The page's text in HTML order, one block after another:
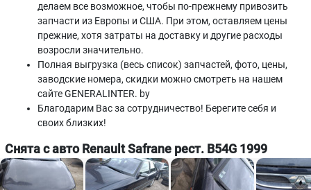
делаем все возможное, чтобы по-прежнему привозить
запчасти из Европы и США. При этом, оставляем цены
прежние, хотя затраты на доставку и другие расходы
возросли значительно.
Полная выгрузка (весь список) запчастей, фото, цены,
заводские номера, скидки можно смотреть на нашем
сайте GENERALINTER. by
Благодарим Вас за сотрудничество! Берегите себя и
своих близких!
Снята с авто Renault Safrane рест. B54G 1999